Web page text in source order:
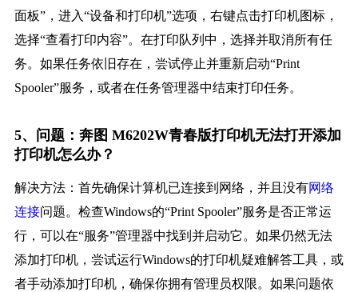
面板”，进入“设备和打印机”选项，右键点击打印机图标，
选择“查看打印内容”。在打印队列中，选择并取消所有任
务。如果任务依旧存在，尝试停止并重新启动“Print
Spooler”服务，或者在任务管理器中结束打印任务。
5、问题：奔图 M6202W青春版打印机无法打开添加
打印机怎么办？
解决方法：首先确保计算机已连接到网络，并且没有网络
连接问题。检查Windows的“Print Spooler”服务是否正常运
行，可以在“服务”管理器中找到并启动它。如果仍然无法
添加打印机，尝试运行Windows的打印机疑难解答工具，或
者手动添加打印机，确保你拥有管理员权限。如果问题依